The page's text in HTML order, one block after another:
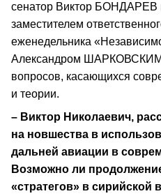
сенатор Виктор БОНДАРЕВ
заместителем
еженедельника
Александром ШАРКОВСКИМ
вопросов, касающихся
и теории.
– Виктор Николаевич,
на новшества в
дальней авиации в
Возможно ли
«стратегов» в сирийской